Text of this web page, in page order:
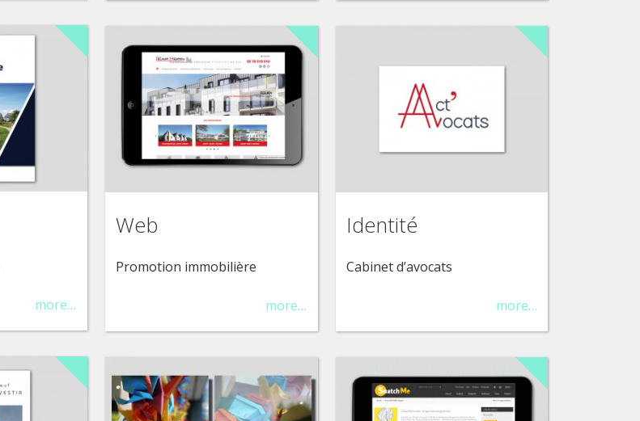
more…
Web
Promotion immobilière
more…
Identité
Cabinet d’avocats
more…